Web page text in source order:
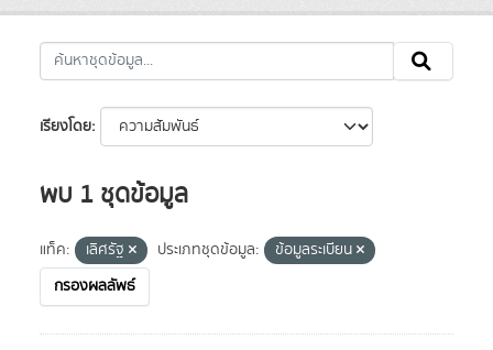
เรียงโดย
พบ 1 ชุดข้อมูล
แท็ค: เลิศรัฐ ประเภทชุดข้อมูล:
ข้อมูลระเบียน
กรองผลลัพธ์